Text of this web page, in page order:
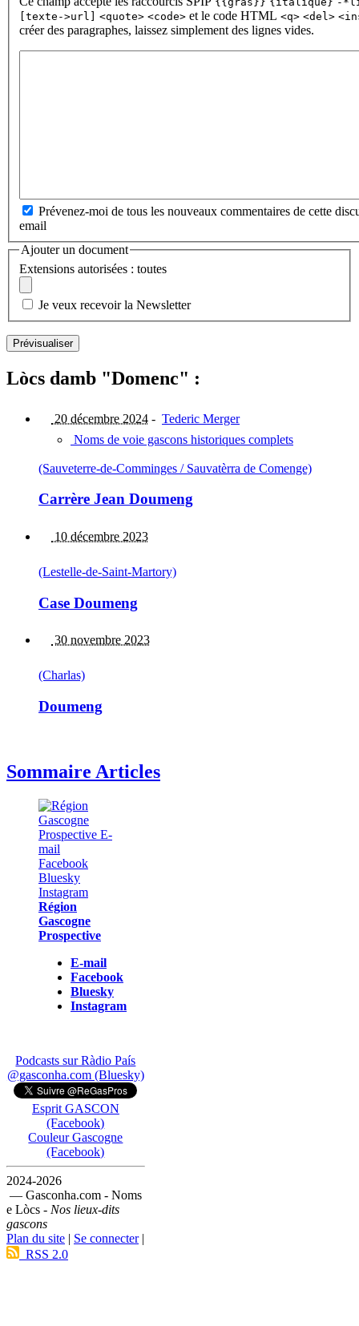
[texte->url]
<quote> <code> et le code HTML <q> <del>
créer des paragraphes, laissez simplement des lignes vides.
Prévenez-moi de tous les nouveaux commentaires de cette
email
Ajouter un document
Extensions autorisées : toutes
Je veux recevoir la Newsletter
Lòcs damb "Domenc" :
20 décembre 2024 - Tederic Merger
Noms de voie gascons historiques complets
(Sauveterre-de-Comminges / Sauvatèrra de Comenge)
Carrère Jean Doumeng
10 décembre 2023
(Lestelle-de-Saint-Martory)
Case Doumeng
30 novembre 2023
(Charlas)
Doumeng
Sommaire Articles
Région
Gascogne
Prospective
E-mail
Facebook
Bluesky
Instagram
Podcasts sur Ràdio País
@gasconha.com (Bluesky)
Esprit GASCON
(Facebook)
Couleur Gascogne
(Facebook)
2024-2026
— Gasconha.com - Noms
e Lòcs - Nos lieux-dits
gascons
Plan du site | Se connecter|
RSS 2.0